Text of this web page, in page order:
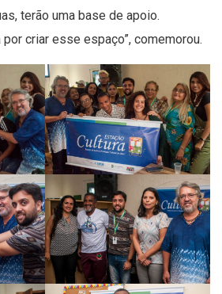
terão uma base de apoio.
criar esse espaço”, comemorou.